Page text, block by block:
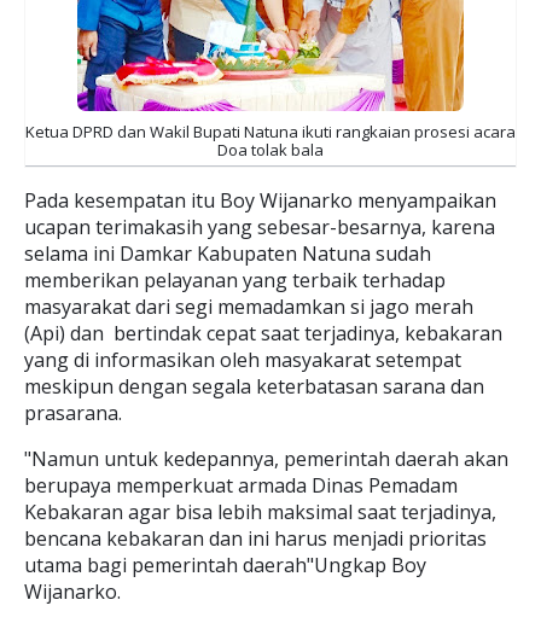
Ketua DPRD dan Wakil Bupati Natuna ikuti rangkaian prosesi acara
Doa tolak bala
Pada kesempatan itu Boy Wijanarko menyampaikan
ucapan terimakasih yang sebesar-besarnya, karena
selama ini Damkar Kabupaten Natuna sudah
memberikan pelayanan yang terbaik terhadap
masyarakat dari segi memadamkan si jago merah
(Api) dan bertindak cepat saat terjadinya, kebakaran
yang di informasikan oleh masyakarat setempat
meskipun dengan segala keterbatasan sarana dan
prasarana.
"Namun untuk kedepannya, pemerintah daerah akan
berupaya memperkuat armada Dinas Pemadam
Kebakaran agar bisa lebih maksimal saat terjadinya,
bencana kebakaran dan ini harus menjadi prioritas
utama bagi pemerintah daerah"Ungkap Boy
Wijanarko.